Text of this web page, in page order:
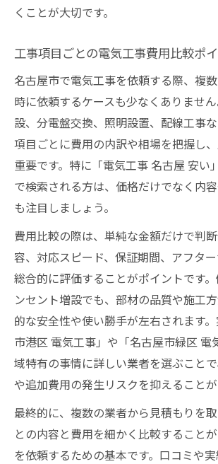
くことが大切です。
工事項目ごとの電気工事費用比較ポ
名古屋市で電気工事を依頼する際、複
時に依頼するケースも少なくありませ
設、分電盤交換、照明設置、配線工事
項目ごとに費用の内訳や相場を把握し
重要です。特に「電気工事 名古屋 安い
で検索される方は、価格だけでなく内
も注目しましょう。
費用比較の際は、単純な金額だけで判
容、対応スピード、保証期間、アフタ
総合的に評価することがポイントです
ンセント増設でも、部材の品質や施工
的な安全性や使い勝手が左右されます
市港区 電気工事」や「名古屋市緑区 電
域特有の事情に詳しい業者を選ぶこと
や追加費用の発生リスクを抑えることが
最終的に、複数の業者から見積もりを
との内容と費用を細かく比較すること
を依頼するための基本です。口コミや